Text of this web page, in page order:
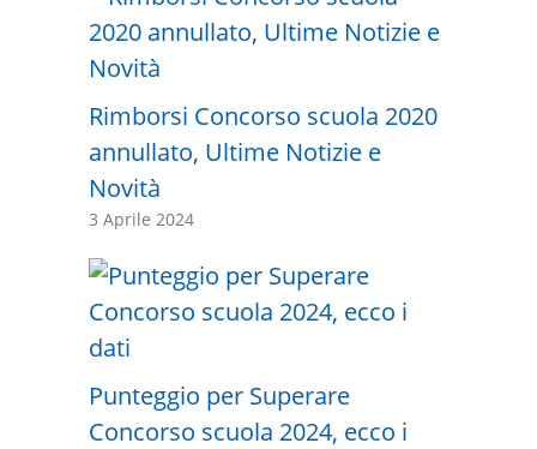
Rimborsi Concorso scuola 2020
annullato, Ultime Notizie e
Novità
3 Aprile 2024
Punteggio per Superare
Concorso scuola 2024, ecco i